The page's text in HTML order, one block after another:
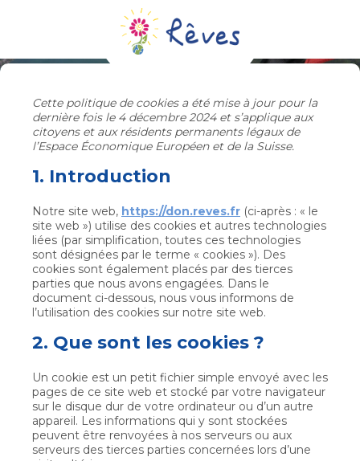
Cette politique de cookies a été mise à jour pour la
dernière fois le 4 décembre 2024 et s’applique aux
citoyens et aux résidents permanents légaux de
l’Espace Économique Européen et de la Suisse.
1. Introduction
Notre site web, https://don.reves.fr (ci-après : « le
site web ») utilise des cookies et autres technologies
liées (par simplification, toutes ces technologies
sont désignées par le terme « cookies »). Des
cookies sont également placés par des tierces
parties que nous avons engagées. Dans le
document ci-dessous, nous vous informons de
l’utilisation des cookies sur notre site web.
2. Que sont les cookies ?
Un cookie est un petit fichier simple envoyé avec les
pages de ce site web et stocké par votre navigateur
sur le disque dur de votre ordinateur ou d’un autre
appareil. Les informations qui y sont stockées
peuvent être renvoyées à nos serveurs ou aux
serveurs des tierces parties concernées lors d’une